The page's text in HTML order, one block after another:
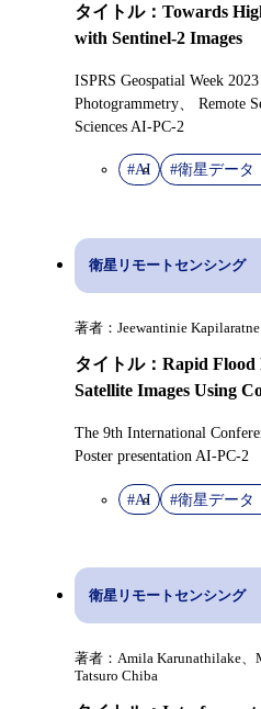
タイトル：Towards
with Sentinel-2 Images
ISPRS Geospatial Week
Photogrammetry、 Remote
Sciences AI-PC-2
#AI #衛星データ
衛星リモートセンシング
著者：Jeewantinie
タイトル：Rapid
Satellite Images Using
The 9th International
Poster presentation AI-PC-2
#AI #衛星データ
衛星リモートセンシング
著者：Amila Karunathilake、
Tatsuro Chiba